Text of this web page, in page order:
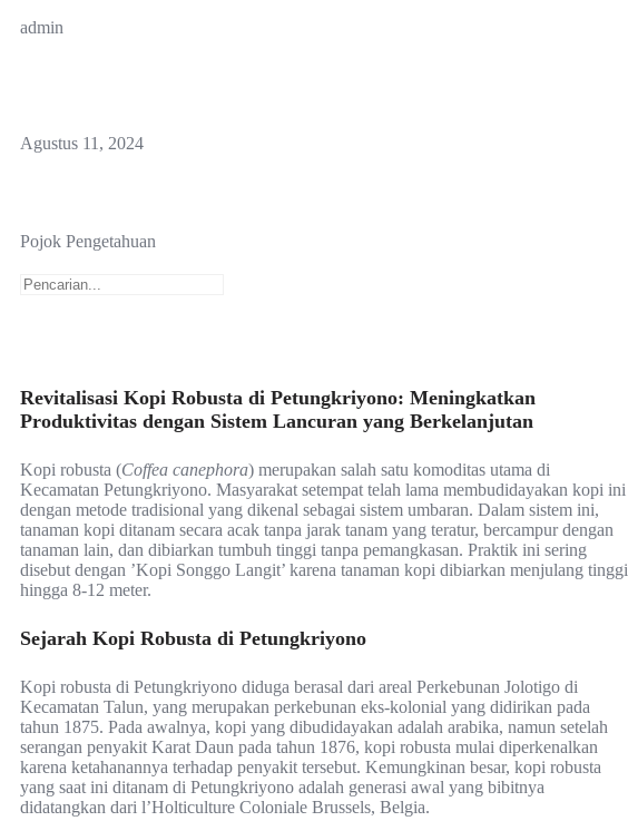
admin
Agustus 11, 2024
Pojok Pengetahuan
Revitalisasi Kopi Robusta di Petungkriyono: Meningkatkan
Produktivitas dengan Sistem Lancuran yang Berkelanjutan
Kopi robusta (Coffea canephora) merupakan salah satu komoditas utama di
Kecamatan Petungkriyono. Masyarakat setempat telah lama membudidayakan kopi ini
dengan metode tradisional yang dikenal sebagai sistem umbaran. Dalam sistem ini,
tanaman kopi ditanam secara acak tanpa jarak tanam yang teratur, bercampur dengan
tanaman lain, dan dibiarkan tumbuh tinggi tanpa pemangkasan. Praktik ini sering
disebut dengan ’Kopi Songgo Langit’ karena tanaman kopi dibiarkan menjulang tinggi
hingga 8-12 meter.
Sejarah Kopi Robusta di Petungkriyono
Kopi robusta di Petungkriyono diduga berasal dari areal Perkebunan Jolotigo di
Kecamatan Talun, yang merupakan perkebunan eks-kolonial yang didirikan pada
tahun 1875. Pada awalnya, kopi yang dibudidayakan adalah arabika, namun setelah
serangan penyakit Karat Daun pada tahun 1876, kopi robusta mulai diperkenalkan
karena ketahanannya terhadap penyakit tersebut. Kemungkinan besar, kopi robusta
yang saat ini ditanam di Petungkriyono adalah generasi awal yang bibitnya
didatangkan dari l’Holticulture Coloniale Brussels, Belgia.